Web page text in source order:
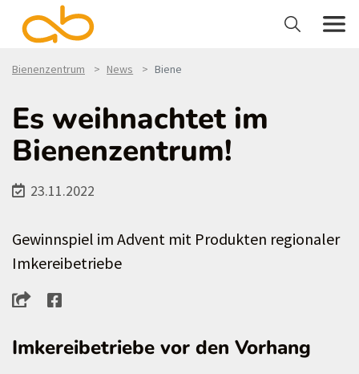
Bienenzentrum News Biene
Es weihnachtet im
Bienenzentrum!
23.11.2022
Gewinnspiel im Advent mit Produkten regionaler
Imkereibetriebe
Imkereibetriebe vor den Vorhang